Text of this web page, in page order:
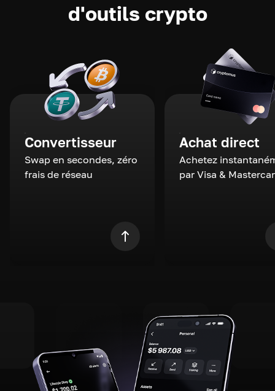
d'outils crypto
Convertisseur
Swap en secondes, zéro
frais de réseau
Achat direct
Achetez
par Visa &